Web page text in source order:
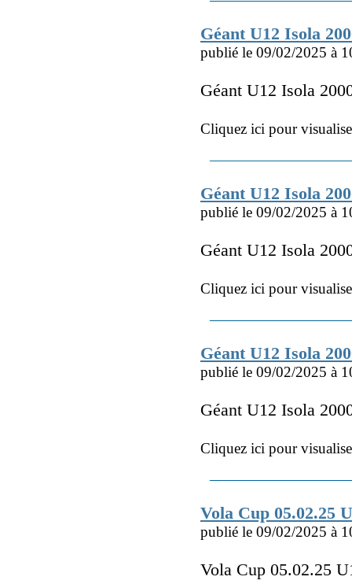
Géant U12 Isola
publié le 09/02/2025 à
Géant U12 Isola
Cliquez ici pour
Géant U12 Isola
publié le 09/02/2025 à
Géant U12 Isola
Cliquez ici pour
Géant U12 Isola
publié le 09/02/2025 à
Géant U12 Isola
Cliquez ici pour
Vola Cup 05.02.25
publié le 09/02/2025 à
Vola Cup 05.02.25